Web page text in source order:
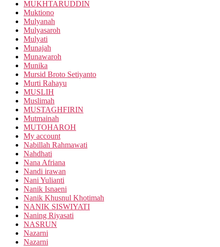
MUKHTARUDDIN
Muktiono
Mulyanah
Mulyasaroh
Mulyati
Munajah
Munawaroh
Munika
Mursid Broto Setiyanto
Murti Rahayu
MUSLIH
Muslimah
MUSTAGHFIRIN
Mutmainah
MUTOHAROH
My account
Nabillah Rahmawati
Nahdhati
Nana Afriana
Nandi irawan
Nani Yulianti
Nanik Isnaeni
Nanik Khusnul Khotimah
NANIK SISWIYATI
Naning Riyasati
NASRUN
Nazarni
Nazarni